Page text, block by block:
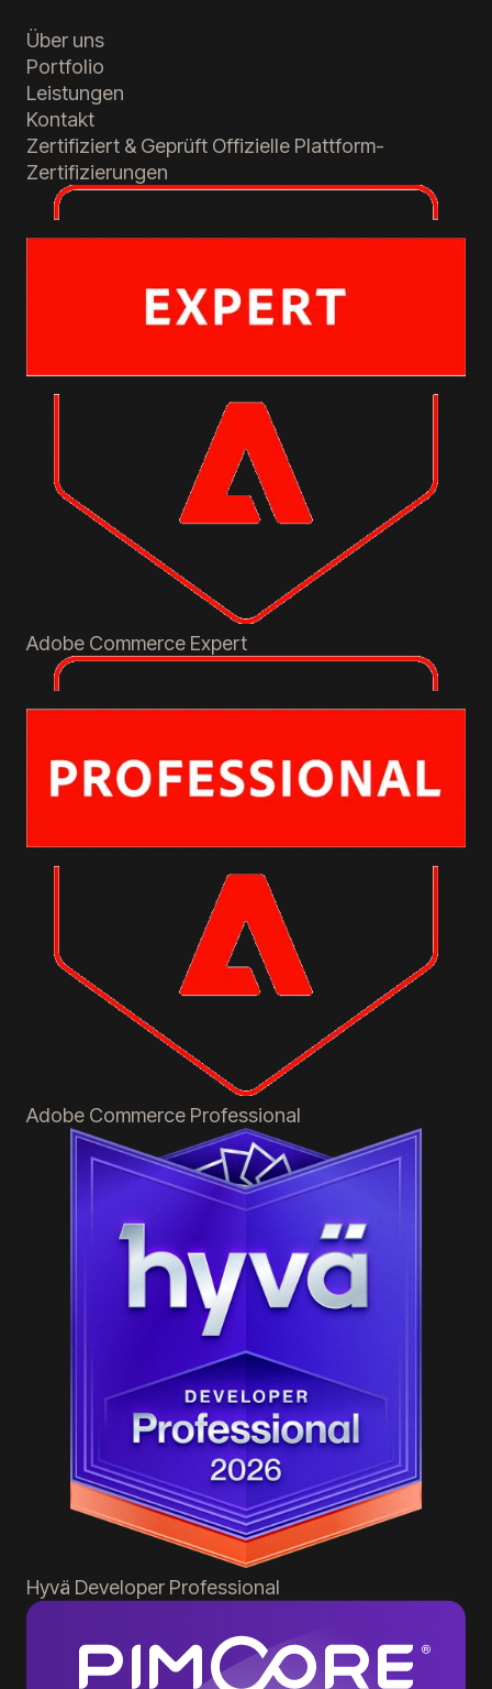
Über uns
Portfolio
Leistungen
Kontakt
Zertifiziert & Geprüft Offizielle Plattform-
Zertifizierungen
Adobe Commerce Expert
Adobe Commerce Professional
Hyvä Developer Professional